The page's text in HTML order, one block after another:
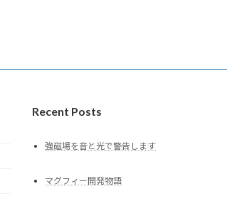
Recent Posts
強磁場を音と光で警告します
マグフィー開発物語